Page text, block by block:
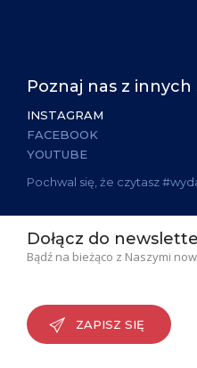
Poznaj nas z innych
INSTAGRAM
FACEBOOK
YOUTUBE
Pochwal się, że czytasz
Dołącz do
Bądź na bieżąco z Naszymi
ZAPISZ SIĘ